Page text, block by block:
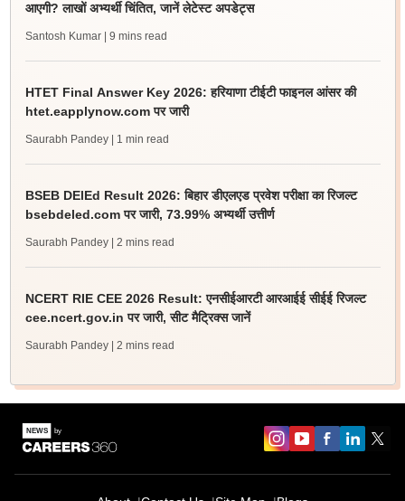
आएगी? लाखों अभ्यर्थी चिंतित, जानें लेटेस्ट अपडेट्स
Santosh Kumar | 9 mins read
HTET Final Answer Key 2026: हरियाणा टीईटी फाइनल आंसर की
htet.eapplynow.com पर जारी
Saurabh Pandey | 1 min read
BSEB DElEd Result 2026: बिहार डीएलएड प्रवेश परीक्षा का रिजल्ट
bsebdeled.com पर जारी, 73.99% अभ्यर्थी उत्तीर्ण
Saurabh Pandey | 2 mins read
NCERT RIE CEE 2026 Result: एनसीईआरटी आरआईई सीईई रिजल्ट
cee.ncert.gov.in पर जारी, सीट मैट्रिक्स जानें
Saurabh Pandey | 2 mins read